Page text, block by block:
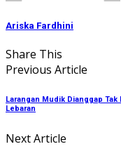
Ariska Fardhini
Share This
Previous Article
Larangan Mudik Dianggap
Lebaran
Next Article